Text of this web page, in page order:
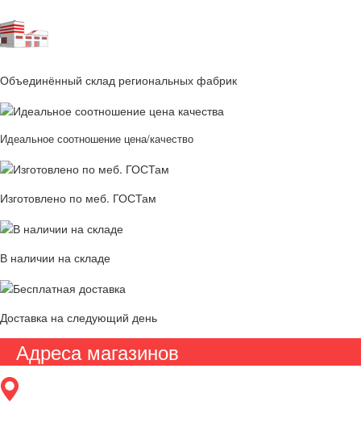
Объединённый склад региональных фабрик
Идеальное соотношение цена/качество
Изготовлено по меб. ГОСТам
В наличии на складе
Доставка на следующий день
Адреса магазинов